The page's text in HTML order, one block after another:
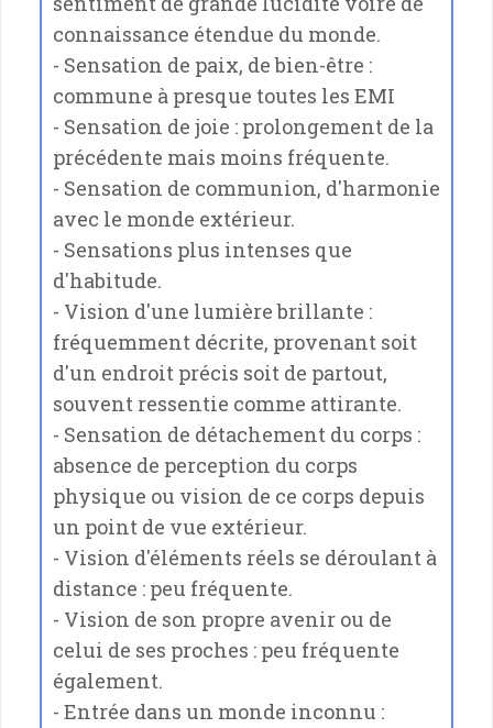
connaissance étendue du monde.
- Sensation de paix, de bien-être :
commune à presque toutes les EMI
- Sensation de joie : prolongement de la
précédente mais moins fréquente.
- Sensation de communion, d'harmonie
avec le monde extérieur.
- Sensations plus intenses que
d'habitude.
- Vision d'une lumière brillante :
fréquemment décrite, provenant soit
d'un endroit précis soit de partout,
souvent ressentie comme attirante.
- Sensation de détachement du corps :
absence de perception du corps
physique ou vision de ce corps depuis
un point de vue extérieur.
- Vision d'éléments réels se déroulant à
distance : peu fréquente.
- Vision de son propre avenir ou de
celui de ses proches : peu fréquente
également.
- Entrée dans un monde inconnu :